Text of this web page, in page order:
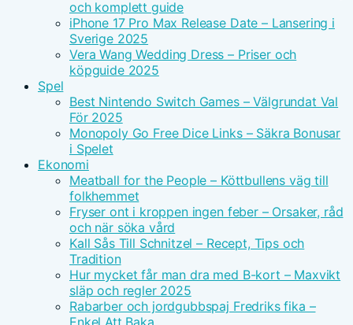
och komplett guide
iPhone 17 Pro Max Release Date – Lansering i
Sverige 2025
Vera Wang Wedding Dress – Priser och
köpguide 2025
Spel
Best Nintendo Switch Games – Välgrundat Val
För 2025
Monopoly Go Free Dice Links – Säkra Bonusar
i Spelet
Ekonomi
Meatball for the People – Köttbullens väg till
folkhemmet
Fryser ont i kroppen ingen feber – Orsaker, råd
och när söka vård
Kall Sås Till Schnitzel – Recept, Tips och
Tradition
Hur mycket får man dra med B-kort – Maxvikt
släp och regler 2025
Rabarber och jordgubbspaj Fredriks fika –
Enkel Att Baka